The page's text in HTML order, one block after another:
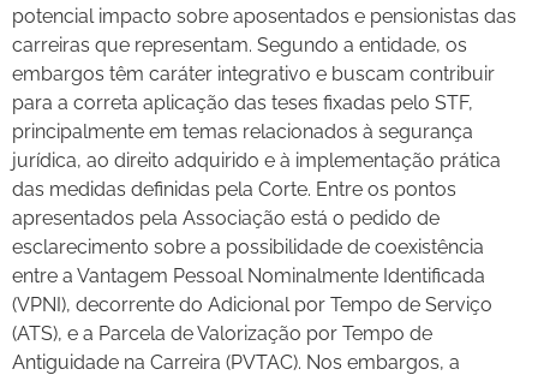
potencial impacto sobre aposentados e pensionistas das
carreiras que representam. Segundo a entidade, os
embargos têm caráter integrativo e buscam contribuir
para a correta aplicação das teses fixadas pelo STF,
principalmente em temas relacionados à segurança
jurídica, ao direito adquirido e à implementação prática
das medidas definidas pela Corte. Entre os pontos
apresentados pela Associação está o pedido de
esclarecimento sobre a possibilidade de coexistência
entre a Vantagem Pessoal Nominalmente Identificada
(VPNI), decorrente do Adicional por Tempo de Serviço
(ATS), e a Parcela de Valorização por Tempo de
Antiguidade na Carreira (PVTAC). Nos embargos, a